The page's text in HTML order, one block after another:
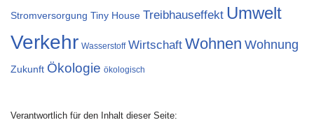
Stromversorgung Tiny House Treibhauseffekt Umwelt
Verkehr Wasserstoff Wirtschaft Wohnen Wohnung
Zukunft Ökologie ökologisch
Verantwortlich für den Inhalt dieser Seite: